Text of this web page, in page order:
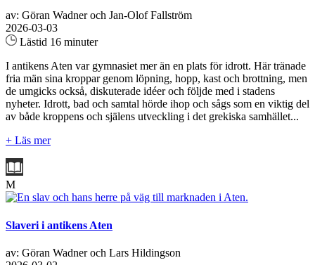
av: Göran Wadner och Jan-Olof Fallström
2026-03-03
Lästid 16 minuter
I antikens Aten var gymnasiet mer än en plats för idrott. Här tränade
fria män sina kroppar genom löpning, hopp, kast och brottning, men
de umgicks också, diskuterade idéer och följde med i stadens
nyheter. Idrott, bad och samtal hörde ihop och sågs som en viktig del
av både kroppens och själens utveckling i det grekiska samhället...
+ Läs mer
M
Slaveri i antikens Aten
av: Göran Wadner och Lars Hildingson